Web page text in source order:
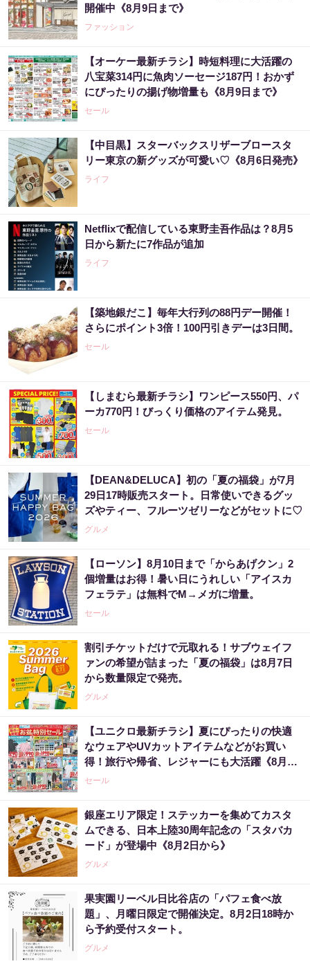
開催中《8月9日まで》
ファッション
【オーケー最新チラシ】時短料理に大活躍の
八宝菜314円に魚肉ソーセージ187円！おかず
にぴったりの揚げ物増量も《8月9日まで》
セール
【中目黒】スターバックスリザーブロースタ
リー東京の新グッズが可愛い♡《8月6日発売》
ライフ
Netflixで配信している東野圭吾作品は？8月5
日から新たに7作品が追加
ライフ
【築地銀だこ】毎年大行列の88円デー開催！
さらにポイント3倍！100円引きデーは3日間。
セール
【しまむら最新チラシ】ワンピース550円、パ
ーカ770円！びっくり価格のアイテム発見。
セール
【DEAN&DELUCA】初の「夏の福袋」が7月
29日17時販売スタート。日常使いできるグッ
ズやティー、フルーツゼリーなどがセットに♡
グルメ
【ローソン】8月10日まで「からあげクン」2
個増量はお得！暑い日にうれしい「アイスカ
フェラテ」は無料でM→メガに増量。
セール
割引チケットだけで元取れる！サブウェイフ
ァンの希望が詰まった「夏の福袋」は8月7日
から数量限定で発売。
グルメ
【ユニクロ最新チラシ】夏にぴったりの快適
なウェアやUVカットアイテムなどがお買い
得！旅行や帰省、レジャーにも大活躍《8月13
日まで》
セール
銀座エリア限定！ステッカーを集めてカスタ
ムできる、日本上陸30周年記念の「スタバカ
ード」が登場中《8月2日から》
グルメ
果実園リーベル日比谷店の「パフェ食べ放
題」、月曜日限定で開催決定。8月2日18時か
ら予約受付スタート。
グルメ